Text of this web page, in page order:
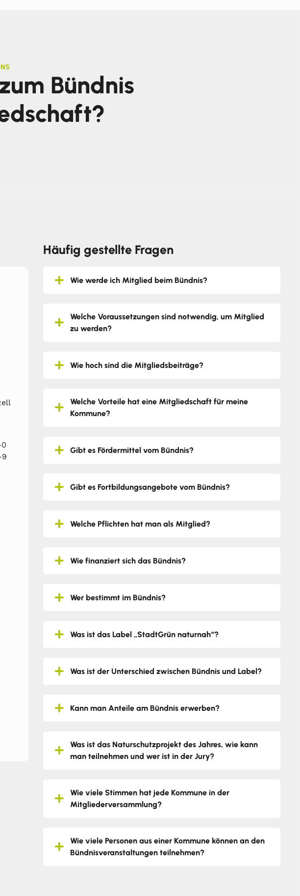
Bündnis
9
Häufig gestellte Fragen
Wie werde ich Mitglied beim Bündnis?
Welche Voraussetzungen sind notwendig, um Mitglied
zu werden?
Wie hoch sind die Mitgliedsbeiträge?
Welche Vorteile hat eine Mitgliedschaft für meine
Kommune?
Gibt es Fördermittel vom Bündnis?
Gibt es Fortbildungsangebote vom Bündnis?
Welche Pflichten hat man als Mitglied?
Wie finanziert sich das Bündnis?
Wer bestimmt im Bündnis?
Was ist das Label „StadtGrün naturnah“?
Was ist der Unterschied zwischen Bündnis und Label?
Kann man Anteile am Bündnis erwerben?
Was ist das Naturschutzprojekt des Jahres, wie kann
man teilnehmen und wer ist in der Jury?
Wie viele Stimmen hat jede Kommune in der
Mitgliederversammlung?
Wie viele Personen aus einer Kommune können an den
Bündnisveranstaltungen teilnehmen?